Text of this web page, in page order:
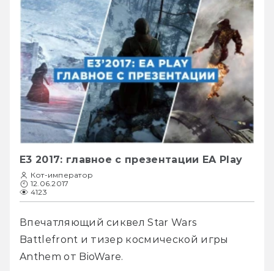
E3 2017: главное с презентации EA Play
Кот-император
12.06.2017
4123
Впечатляющий сиквел Star Wars
Battlefront и тизер космической игры
Anthem от BioWare.